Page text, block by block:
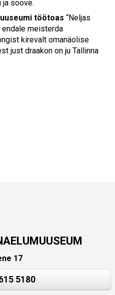
soove.
töötoas “Neljas
endale meisterda
kirevalt omanäolise
just draakon on ju Tallinna
17
5180